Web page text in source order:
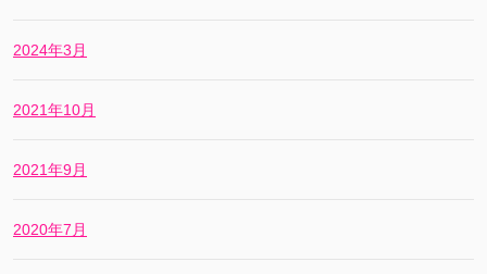
2024年3月
2021年10月
2021年9月
2020年7月